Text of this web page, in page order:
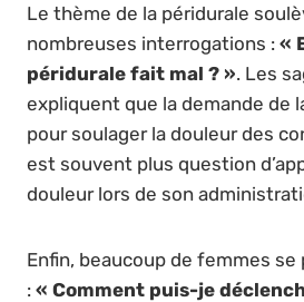
Le thème de la péridurale
nombreuses interrogations : «
péridurale fait mal ? ». Les
expliquent que la demande de
pour soulager la douleur des
est souvent plus question
douleur lors de son
Enfin, beaucoup de femmes
: « Comment puis-je